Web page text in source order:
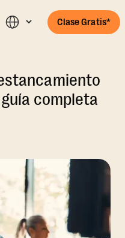
Clase Gratis*
completa